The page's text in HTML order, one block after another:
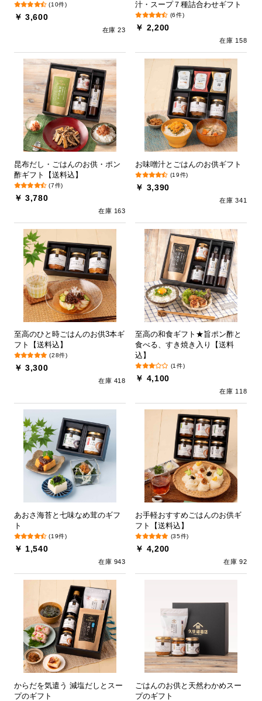
(10件)
￥ 3,600
在庫 23
汁・スープ７種詰合わせギフト
(6件)
￥ 2,200
在庫 158
昆布だし・ごはんのお供・ポン
酢ギフト【送料込】
(7件)
￥ 3,780
在庫 163
お味噌汁とごはんのお供ギフト
(19件)
￥ 3,390
在庫 341
至高のひと時ごはんのお供3本ギ
フト【送料込】
(28件)
￥ 3,300
在庫 418
至高の和食ギフト★旨ポン酢と
食べる、すき焼き入り【送料
込】
(1件)
￥ 4,100
在庫 118
あおさ海苔と七味なめ茸のギフ
ト
(19件)
￥ 1,540
在庫 943
お手軽おすすめごはんのお供ギ
フト【送料込】
(35件)
￥ 4,200
在庫 92
からだを気遣う 減塩だしとスー
プのギフト
ごはんのお供と天然わかめスー
プのギフト